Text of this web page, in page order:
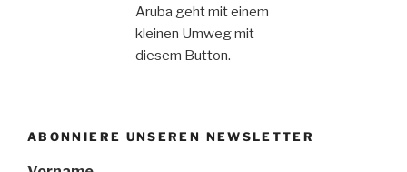
Aruba geht mit einem
kleinen Umweg mit
diesem Button.
ABONNIERE UNSEREN NEWSLETTER